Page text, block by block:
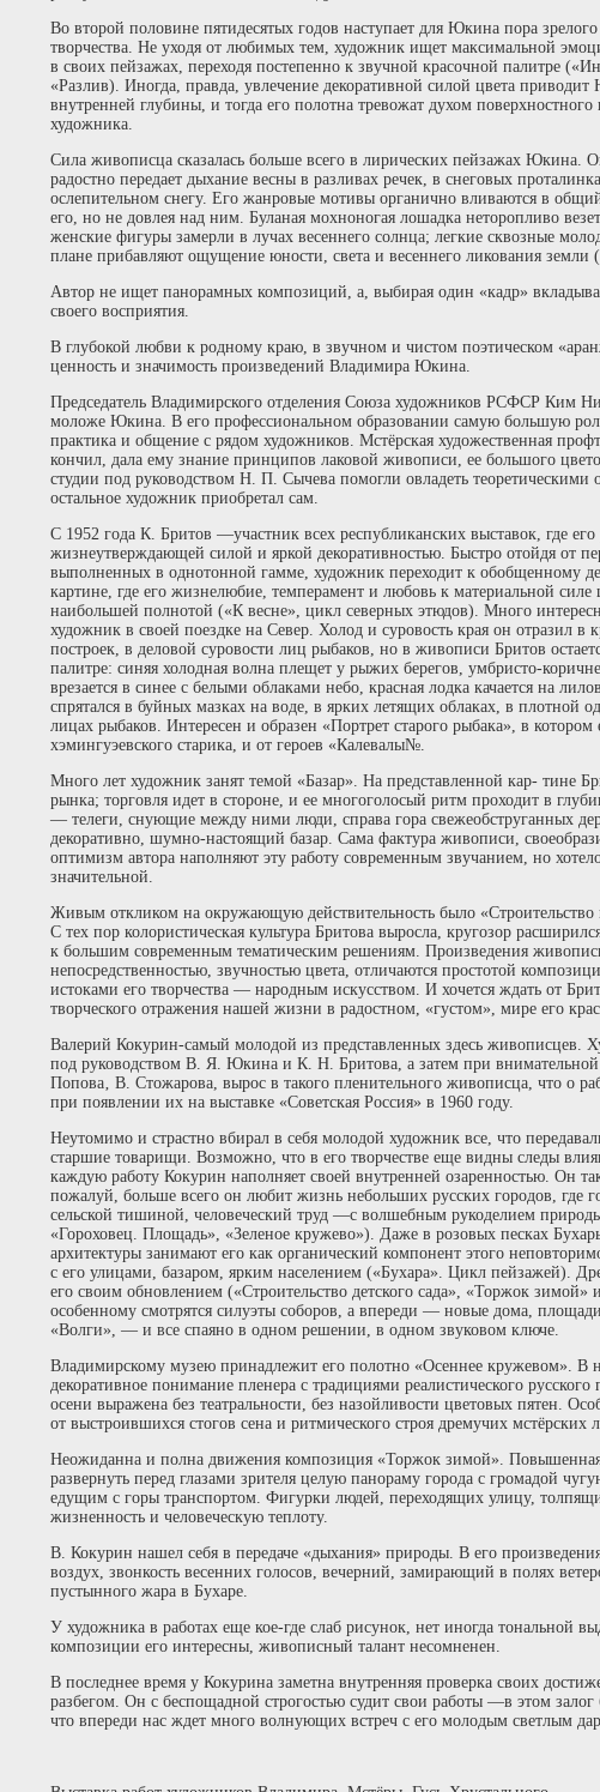
Во второй половине пятидесятых годов наступает для Юкина пора
творчества. Не уходя от любимых тем, художник ищет максимальной
в своих пейзажах, переходя постепенно к звучной красочной палитре
«Разлив). Иногда, правда, увлечение декоративной силой цвета приводит
внутренней глубины, и тогда его полотна тревожат духом
художника.
Сила живописца сказалась больше всего в лирических пейзажах Юкина.
радостно передает дыхание весны в разливах речек, в снеговых
ослепительном снегу. Его жанровые мотивы органично вливаются в
его, но не довлея над ним. Буланая мохноногая лошадка неторопливо
женские фигуры замерли в лучах весеннего солнца; легкие сквозные
плане прибавляют ощущение юности, света и весеннего ликования земли
Автор не ищет панорамных композиций, а, выбирая один «кадр»
своего восприятия.
В глубокой любви к родному краю, в звучном и чистом поэтическом
ценность и значимость произведений Владимира Юкина.
Председатель Владимирского отделения Союза художников РСФСР Ким
моложе Юкина. В его профессиональном образовании самую большую
практика и общение с рядом художников. Мстёрская художественная
кончил, дала ему знание принципов лаковой живописи, ее большого
студии под руководством Н. П. Сычева помогли овладеть
остальное художник приобретал сам.
С 1952 года К. Бритов —участник всех республиканских выставок, где
жизнеутверждающей силой и яркой декоративностью. Быстро отойдя от
выполненных в однотонной гамме, художник переходит к обобщенному
картине, где его жизнелюбие, темперамент и любовь к материальной силе
наибольшей полнотой («К весне», цикл северных этюдов). Много
художник в своей поездке на Север. Холод и суровость края он отразил в
построек, в деловой суровости лиц рыбаков, но в живописи Бритов
палитре: синяя холодная волна плещет у рыжих берегов, умбристо-
врезается в синее с белыми облаками небо, красная лодка качается на
спрятался в буйных мазках на воде, в ярких летящих облаках, в плотной
лицах рыбаков. Интересен и образен «Портрет старого рыбака», в котором
хэмингуэевского старика, и от героев «Калевалы№.
Много лет художник занят темой «Базар». На представленной кар- тине
рынка; торговля идет в стороне, и ее многоголосый ритм проходит в
— телеги, снующие между ними люди, справа гора свежеобструганных
декоративно, шумно-настоящий базар. Сама фактура живописи,
оптимизм автора наполняют эту работу современным звучанием, но
значительной.
Живым откликом на окружающую действительность было «Строительство
С тех пор колористическая культура Бритова выросла, кругозор
к большим современным тематическим решениям. Произведения
непосредственностью, звучностью цвета, отличаются простотой
истоками его творчества — народным искусством. И хочется ждать от
творческого отражения нашей жизни в радостном, «густом», мире его
Валерий Кокурин-самый молодой из представленных здесь живописцев.
под руководством В. Я. Юкина и К. Н. Бритова, а затем при
Попова‚ В. Стожарова, вырос в такого пленительного живописца, что о
при появлении их на выставке «Советская Россия» в 1960 году.
Неутомимо и страстно вбирал в себя молодой художник все, что
старшие товарищи. Возможно, что в его творчестве еще видны следы
каждую работу Кокурин наполняет своей внутренней озаренностью. Он
пожалуй, больше всего он любит жизнь небольших русских городов, где
сельской тишиной, человеческий труд —с волшебным рукоделием
«Гороховец. Площадь», «Зеленое кружево»). Даже в розовых песках
архитектуры занимают его как органический компонент этого
с его улицами, базаром, ярким населением («Бухара». Цикл пейзажей).
его своим обновлением («Строительство детского сада», «Торжок
особенному смотрятся силуэты соборов, а впереди — новые дома,
«Волги», — и все спаяно в одном решении, в одном звуковом ключе.
Владимирскому музею принадлежит его полотно «Осеннее кружевом». В
декоративное понимание пленера с традициями реалистического русского
осени выражена без театральности, без назойливости цветовых пятен.
от выстроившихся стогов сена и ритмического строя дремучих мстёрских
Неожиданна и полна движения композиция «Торжок зимой». Повышенная
развернуть перед глазами зрителя целую панораму города с громадой
едущим с горы транспортом. Фигурки людей, переходящих улицу,
жизненность и человеческую теплоту.
В. Кокурин нашел себя в передаче «дыхания» природы. В его
воздух, звонкость весенних голосов, вечерний, замирающий в полях
пустынного жара в Бухаре.
У художника в работах еще кое-где слаб рисунок, нет иногда тональной
композиции его интересны, живописный талант несомненен.
В последнее время у Кокурина заметна внутренняя проверка своих
разбегом. Он с беспощадной строгостью судит свои работы —в этом залог
что впереди нас ждет много волнующих встреч с его молодым светлым